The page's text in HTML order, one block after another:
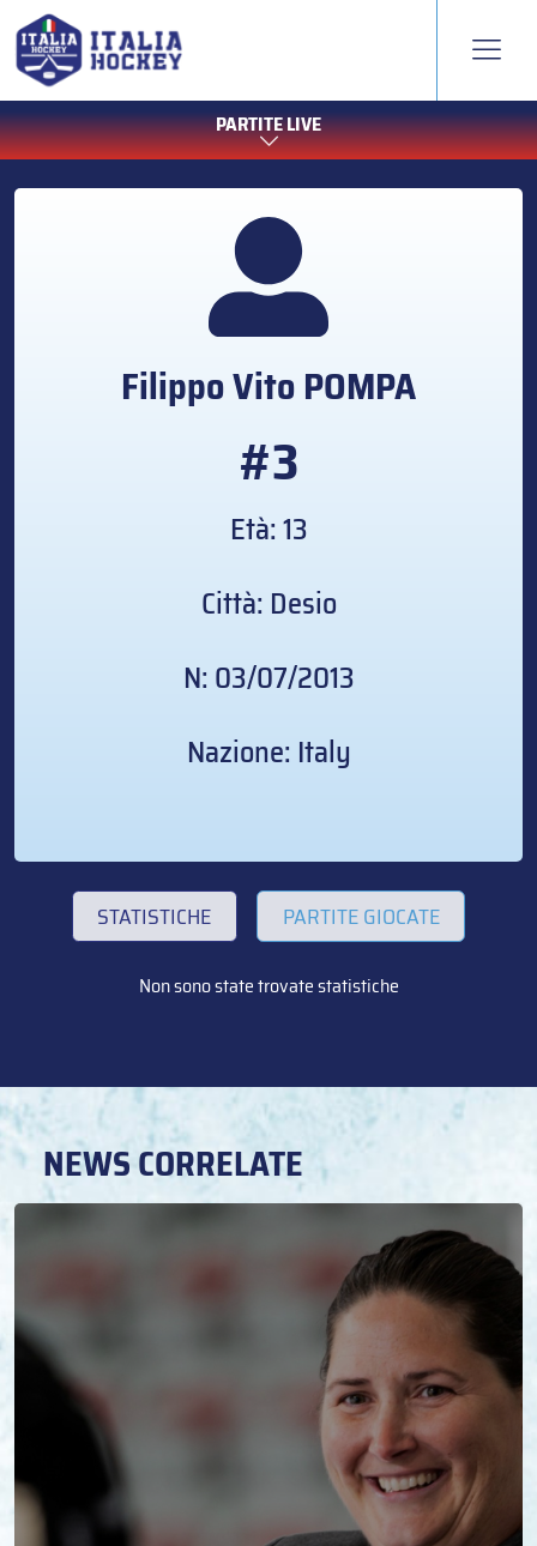
PARTITE LIVE
Filippo VitoPOMPA
#3
Età: 13
Città: Desio
N: 03/07/2013
Nazione: Italy
STATISTICHE PARTITE GIOCATE
Non sono state trovate statistiche
NEWS CORRELATE